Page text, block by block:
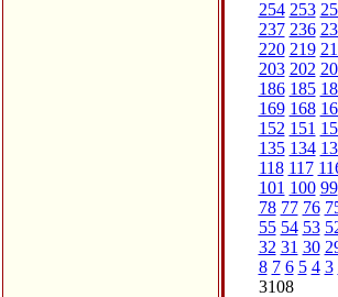
254 253
237 236
220 219
203 202
186 185
169 168
152 151
135 134
118 117
101 100 99
78 77 76
55 54 53
32 31 30
8 7 6 5 4 3
3108